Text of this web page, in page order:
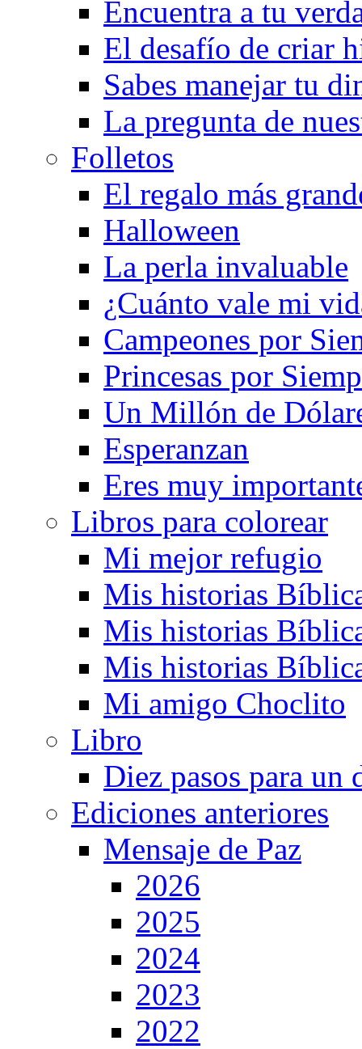
Encuentra a tu
El desafío de criar
Sabes manejar tu
La pregunta de
Folletos
El regalo más
Halloween
La perla invaluable
¿Cuánto vale mi
Campeones por
Princesas por
Un Millón de
Esperanzan
Eres muy
Libros para colorear
Mi mejor refugio
Mis historias
Mis historias
Mis historias
Mi amigo Choclito
Libro
Diez pasos para
Ediciones anteriores
Mensaje de Paz
2026
2025
2024
2023
2022